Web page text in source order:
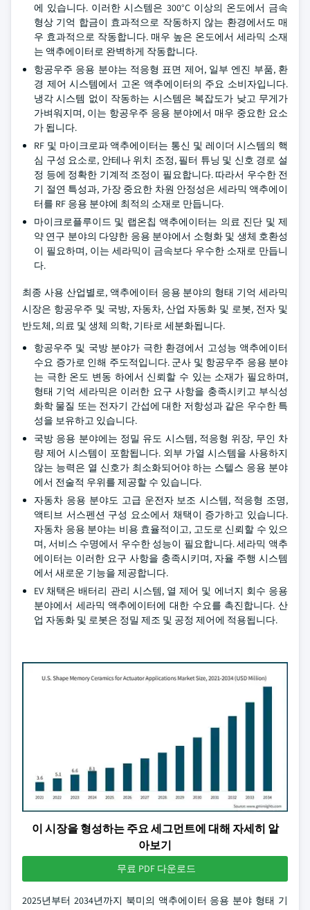
에 있습니다. 이러한 시스템은 300°C 이상의 온도에서 금속
형상 기억 합금이 효과적으로 작동하지 않는 환경에서도 매
우 효과적으로 작동합니다. 매우 높은 온도에서 세라믹 소재
는 액추에이터로 완벽하게 작동합니다.
항공우주 응용 분야는 적응형 표면 제어, 일부 엔진 부품, 환
경 제어 시스템에서 고온 액추에이터의 주요 소비자입니다.
냉각 시스템 없이 작동하는 시스템은 복잡도가 낮고 무게가
가벼워지며, 이는 항공우주 응용 분야에서 매우 중요한 요소
가 됩니다.
RF 및 마이크로파 액추에이터는 통신 및 레이더 시스템의 핵
심 구성 요소로, 안테나 위치 조정, 필터 튜닝 및 신호 경로 설
정 등에 정확한 기계적 조정이 필요합니다. 따라서 우수한 전
기 절연 특성과, 가장 중요한 차원 안정성은 세라믹 액추에이
터를 RF 응용 분야에 최적의 소재로 만듭니다.
마이크로플루이드 및 랩온칩 액추에이터는 의료 진단 및 제
약 연구 분야의 다양한 응용 분야에서 소형화 및 생체 호환성
이 필요하며, 이는 세라믹이 금속보다 우수한 소재로 만듭니
다.
최종 사용 산업별로, 액추에이터 응용 분야의 형태 기억 세라믹
시장은 항공우주 및 국방, 자동차, 산업 자동화 및 로봇, 전자 및
반도체, 의료 및 생체 의학, 기타로 세분화됩니다.
항공우주 및 국방 분야가 극한 환경에서 고성능 액추에이터
수요 증가로 인해 주도적입니다. 군사 및 항공우주 응용 분야
는 극한 온도 변동 하에서 신뢰할 수 있는 소재가 필요하며,
형태 기억 세라믹은 이러한 요구 사항을 충족시키고 부식성
화학 물질 또는 전자기 간섭에 대한 저항성과 같은 우수한 특
성을 보유하고 있습니다.
국방 응용 분야에는 정밀 유도 시스템, 적응형 위장, 무인 차
량 제어 시스템이 포함됩니다. 외부 가열 시스템을 사용하지
않는 능력은 열 신호가 최소화되어야 하는 스텔스 응용 분야
에서 전술적 우위를 제공할 수 있습니다.
자동차 응용 분야도 고급 운전자 보조 시스템, 적응형 조명,
액티브 서스펜션 구성 요소에서 채택이 증가하고 있습니다.
자동차 응용 분야는 비용 효율적이고, 고도로 신뢰할 수 있으
며, 서비스 수명에서 우수한 성능이 필요합니다. 세라믹 액추
에이터는 이러한 요구 사항을 충족시키며, 자율 주행 시스템
에서 새로운 기능을 제공합니다.
EV 채택은 배터리 관리 시스템, 열 제어 및 에너지 회수 응용
분야에서 세라믹 액추에이터에 대한 수요를 촉진합니다. 산
업 자동화 및 로봇은 정밀 제조 및 공정 제어에 적용됩니다.
이 시장을 형성하는 주요 세그먼트에 대해 자세히 알
아보기
무료 PDF 다운로드
2025년부터 2034년까지 북미의 액추에이터 응용 분야 형태 기